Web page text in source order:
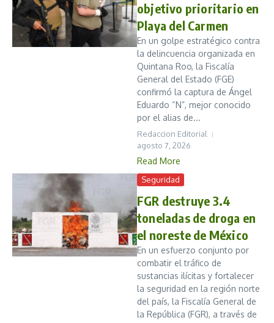
objetivo prioritario en
Playa del Carmen
En un golpe estratégico contra
la delincuencia organizada en
Quintana Roo, la Fiscalía
General del Estado (FGE)
confirmó la captura de Ángel
Eduardo “N”, mejor conocido
por el alias de...
Redaccion Editorial
agosto 7, 2026
Read More
Seguridad
FGR destruye 3.4
toneladas de droga en
el noreste de México
En un esfuerzo conjunto por
combatir el tráfico de
sustancias ilícitas y fortalecer
la seguridad en la región norte
del país, la Fiscalía General de
la República (FGR), a través de